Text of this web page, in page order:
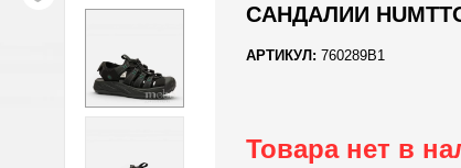
САНДАЛИИ
АРТИКУЛ: 760289B1
Товара нет в